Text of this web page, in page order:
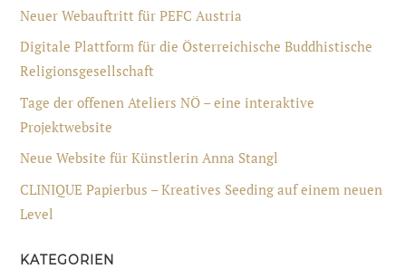
Neuer Webauftritt für PEFC Austria
Digitale Plattform für die Österreichische Buddhistische
Religionsgesellschaft
Tage der offenen Ateliers NÖ – eine interaktive
Projektwebsite
Neue Website für Künstlerin Anna Stangl
CLINIQUE Papierbus – Kreatives Seeding auf einem neuen
Level
KATEGORIEN